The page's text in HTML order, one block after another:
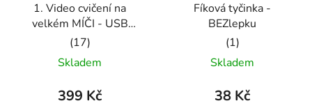
1. Video cvičení na
velkém MÍČI - USB
fleška
Průměrné
hodnocení
produktu
Skladem
399 Kč
Fíková tyčinka -
BEZlepku
Průměrné
hodnocení
produktu
Skladem
38 Kč